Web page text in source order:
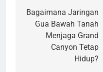
navigation
Bagaimana Jaringan
Gua Bawah Tanah
Menjaga Grand
Canyon Tetap
Hidup?